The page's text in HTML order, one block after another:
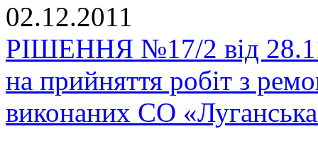
02.12.2011
РІШЕННЯ №17/2 від
на прийняття робіт з
виконаних СО